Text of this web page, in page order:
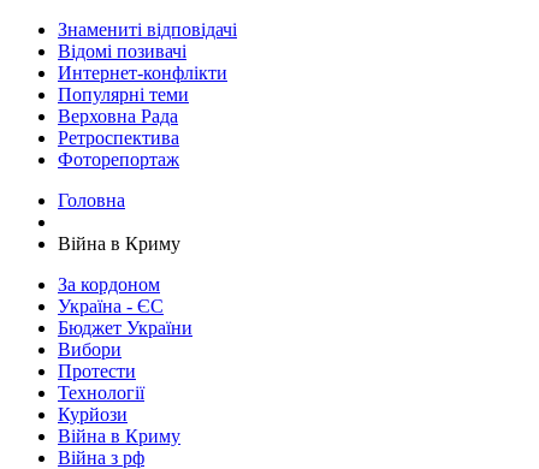
Знамениті відповідачі
Відомі позивачі
Интернет-конфлікти
Популярні теми
Верховна Рада
Ретроспектива
Фоторепортаж
Головна
Війна в Криму
За кордоном
Україна - ЄС
Бюджет України
Вибори
Протести
Технології
Курйози
Війна в Криму
Війна з рф